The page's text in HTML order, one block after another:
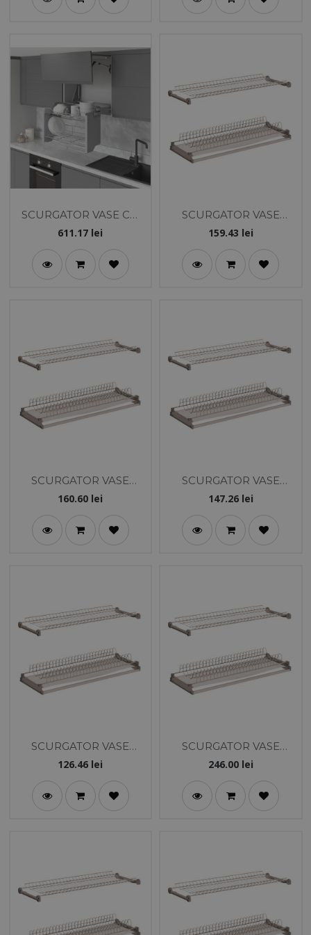
SCURGATOR VASE CU
LIFT 60 CM STARAX
611.17 lei
SCURGATOR VASE
PREMIUM 2 NIV.
159.43 lei
SCURGATOR VASE
PREMIUM 2 NIV.
160.60 lei
SCURGATOR VASE
PREMIUM 2 NIV.
147.26lei
SCURGATOR VASE
PREMIUM 2 NIV.
126.46 lei
SCURGATOR VASE
DELUXE 2 NIV. 900MM
246.00lei